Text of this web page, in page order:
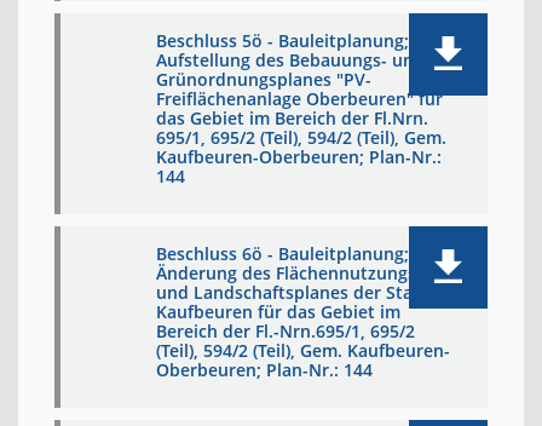
Beschluss 5ö - Bauleitplanung;
Aufstellung des Bebauungs- und
Grünordnungsplanes "PV-
Freiflächenanlage Oberbeuren" für
das Gebiet im Bereich der Fl.Nrn.
695/1, 695/2 (Teil), 594/2 (Teil), Gem.
Kaufbeuren-Oberbeuren; Plan-Nr.:
144
Beschluss 6ö - Bauleitplanung;
Änderung des Flächennutzungs-
und Landschaftsplanes der Stadt
Kaufbeuren für das Gebiet im
Bereich der Fl.-Nrn.695/1, 695/2
(Teil), 594/2 (Teil), Gem. Kaufbeuren-
Oberbeuren; Plan-Nr.: 144